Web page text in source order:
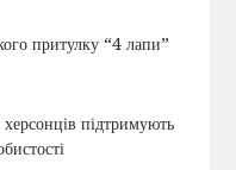
притулку “4 лапи”
підтримують